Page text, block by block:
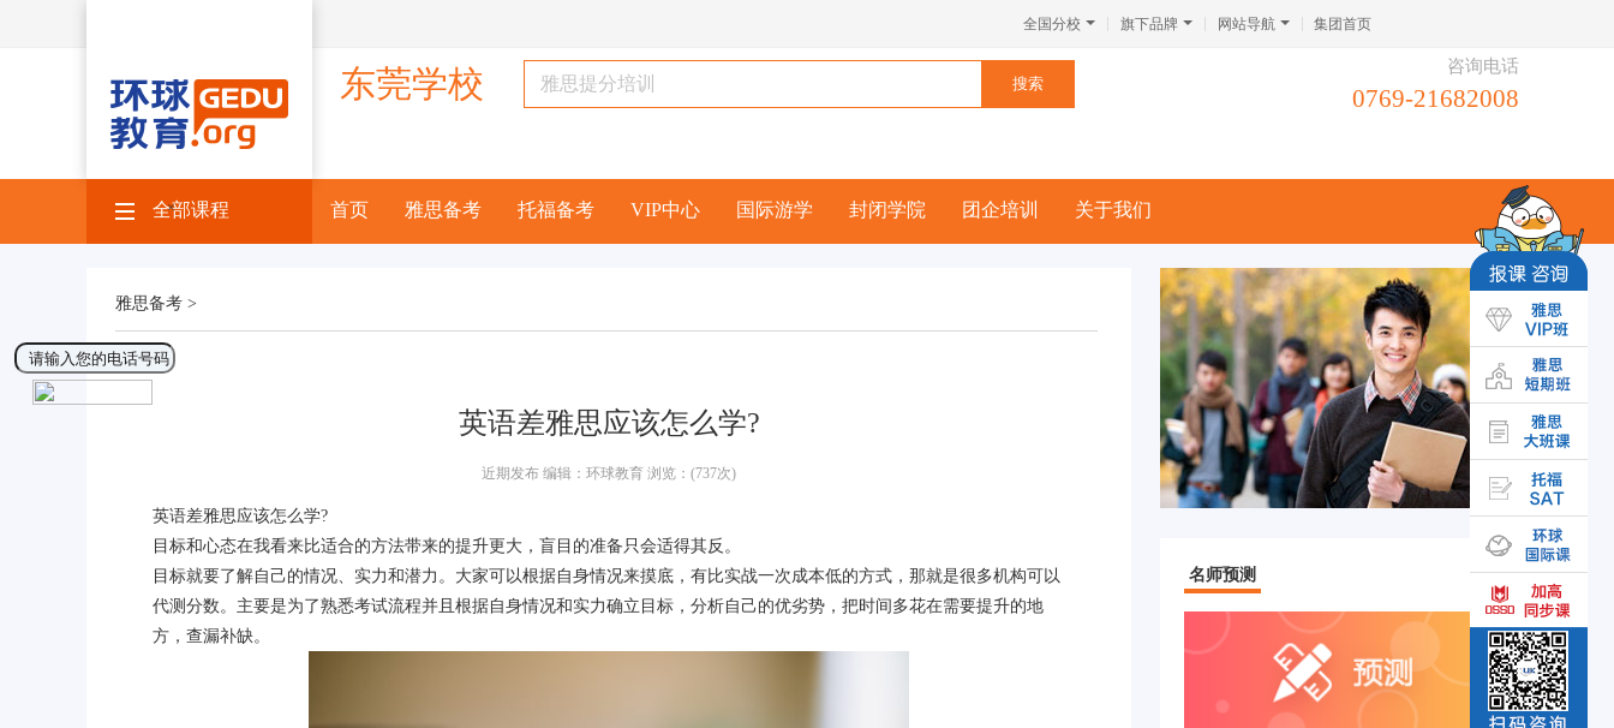
全国分校 旗下品牌 网站导航 集团首页
东莞学校 咨询电话
0769-21682008
全部课程 首页 雅思备考 托福备考 VIP中心 国际游学 封闭学院 团企培训 关于我们
雅思备考 >
英语差雅思应该怎么学?
近期发布 编辑：环球教育 浏览：(737次)
英语差雅思应该怎么学?
目标和心态在我看来比适合的方法带来的提升更大，盲目的准备只会适得其反。
目标就要了解自己的情况、实力和潜力。大家可以根据自身情况来摸底，有比实战一次成本低的方式，那就是很多机构可以
代测分数。主要是为了熟悉考试流程并且根据自身情况和实力确立目标，分析自己的优劣势，把时间多花在需要提升的地
方，查漏补缺。
名师预测
×